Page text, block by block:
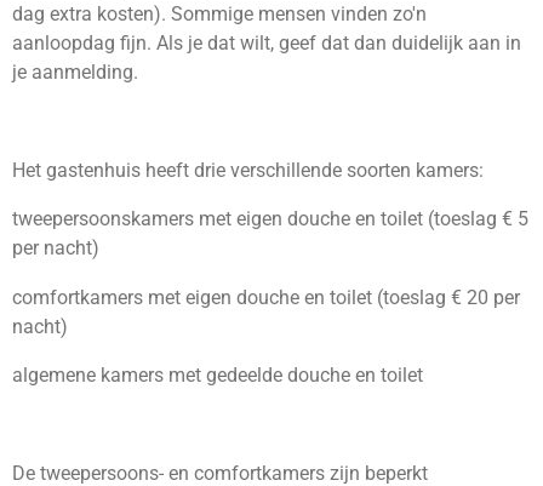
dag extra kosten). Sommige mensen vinden zo'n
aanloopdag fijn. Als je dat wilt, geef dat dan duidelijk aan in
je aanmelding.
Het gastenhuis heeft drie verschillende soorten kamers:
tweepersoonskamers met eigen douche en toilet (toeslag € 5
per nacht)
comfortkamers met eigen douche en toilet (toeslag € 20 per
nacht)
algemene kamers met gedeelde douche en toilet
De tweepersoons- en comfortkamers zijn beperkt